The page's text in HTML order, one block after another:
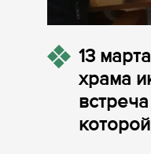
13
храма